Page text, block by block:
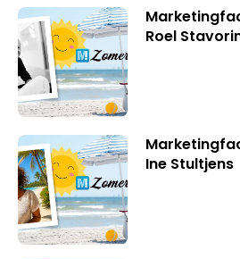
Roel
Ine Stultjens